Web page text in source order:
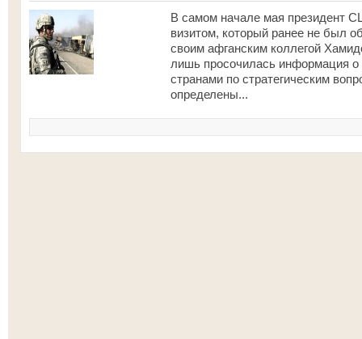
В самом начале мая президент
визитом, который ранее не был
своим афганским коллегой
лишь просочилась информация
странами по стратегическим
определены...